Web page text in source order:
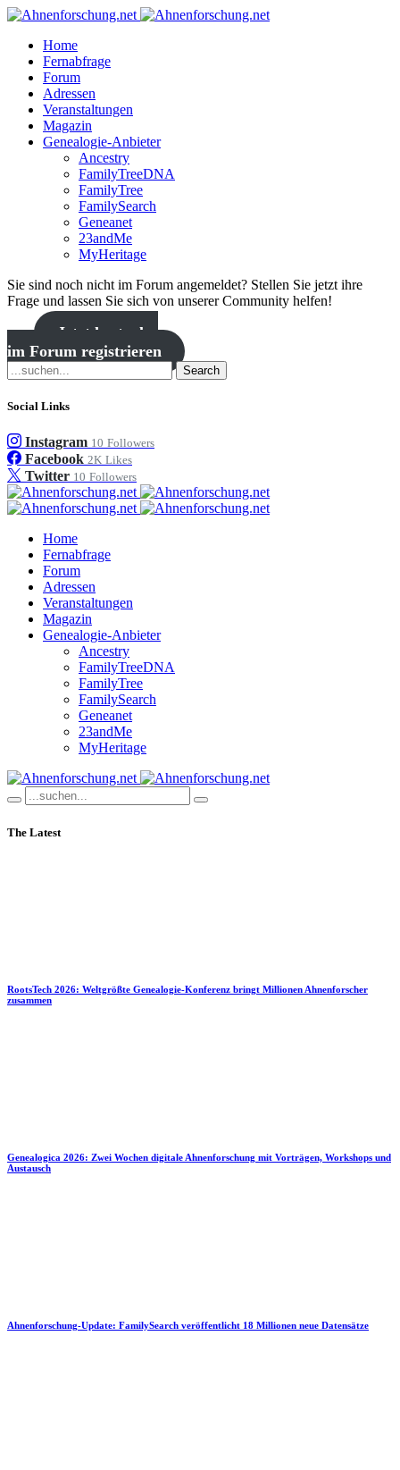
Home
Fernabfrage
Forum
Adressen
Veranstaltungen
Magazin
Genealogie-Anbieter
Ancestry
FamilyTreeDNA
FamilyTree
FamilySearch
Geneanet
23andMe
MyHeritage
Sie sind noch nicht im Forum angemeldet? Stellen Sie jetzt ihre
Frage und lassen Sie sich von unserer Community helfen!
Jetzt kostenlos
im Forum registrieren
Search
Social Links
Instagram 10 Followers
Facebook 2K Likes
Twitter 10 Followers
Home
Fernabfrage
Forum
Adressen
Veranstaltungen
Magazin
Genealogie-Anbieter
Ancestry
FamilyTreeDNA
FamilyTree
FamilySearch
Geneanet
23andMe
MyHeritage
The Latest
RootsTech 2026: Weltgrößte Genealogie-Konferenz bringt Millionen Ahnenforscher
zusammen
Genealogica 2026: Zwei Wochen digitale Ahnenforschung mit Vorträgen, Workshops und
Austausch
Ahnenforschung-Update: FamilySearch veröffentlicht 18 Millionen neue Datensätze